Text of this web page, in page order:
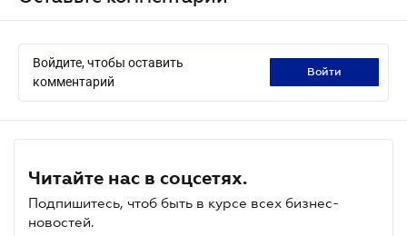
Войдите, чтобы оставить
комментарий
войти
Читайте нас в соцсетях.
Подпишитесь, чтоб быть в курсе всех бизнес-
новостей.